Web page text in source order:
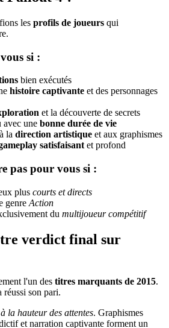
les profils de joueurs qui
si :
bien exécutés
histoire captivante et des personnages
et la découverte de secrets
avec une bonne durée de vie
la direction artistique et aux graphismes
satisfaisant et profond
pas pour vous si :
plus courts et directs
genre Action
du multijoueur compétitif
verdict final sur
l'un des titres marquants de 2015.
réussi son pari.
à la hauteur des attentes. Graphismes
et narration captivante forment un